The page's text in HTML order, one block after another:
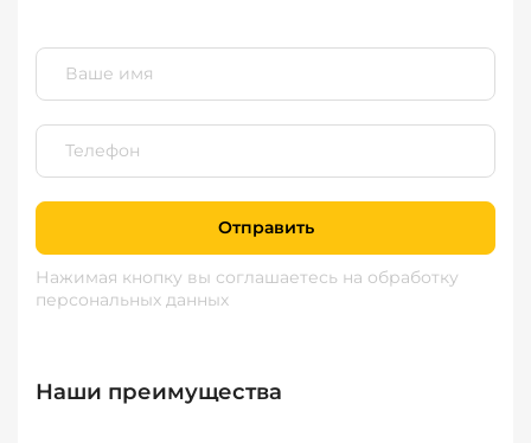
Отправить
Нажимая кнопку вы соглашаетесь на обработку
персональных данных
Наши преимущества